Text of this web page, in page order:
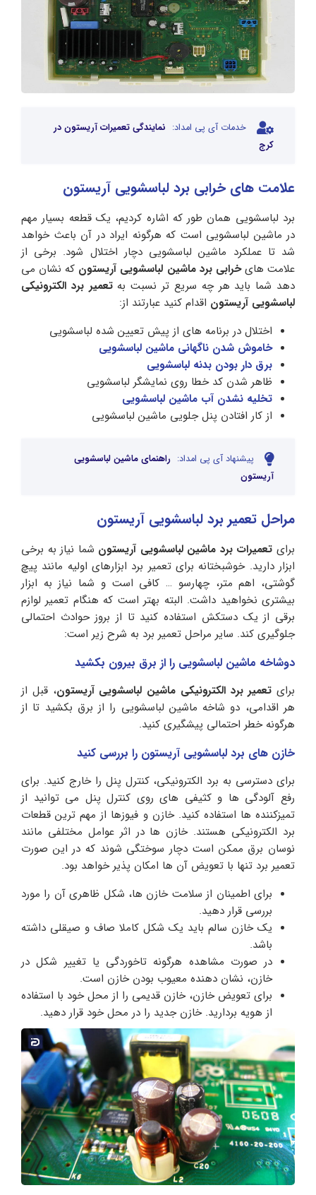
خدمات آی پی امداد: نمایندگی تعمیرات آریستون در
کرج
علامت های خرابی برد لباسشویی آریستون
برد لباسشویی همان طور که اشاره کردیم، یک قطعه بسیار مهم
در ماشین لباسشویی است که هرگونه ایراد در آن باعث خواهد
شد تا عملکرد ماشین لباسشویی دچار اختلال شود. برخی از
علامت هایخرابی برد ماشین لباسشویی آریستون که نشان می
دهد شما باید هر چه سریع تر نسبت بهتعمیر برد الکترونیکی
لباسشویی آریستون اقدام کنید عبارتند از:
اختلال در برنامه های از پیش تعیین شده لباسشویی
خاموش شدن ناگهانی ماشین لباسشویی
برق دار بودن بدنه لباسشویی
ظاهر شدن کد خطا روی نمایشگر لباسشویی
تخلیه نشدن آب ماشین لباسشویی
از کار افتادن پنل جلویی ماشین لباسشویی
پیشنهاد آی پی امداد: راهنمای ماشین لباسشویی
آریستون
مراحل تعمیر برد لباسشویی آریستون
برایتعمیرات برد ماشین لباسشویی آریستون شما نیاز به برخی
ابزار دارید. خوشبختانه برای تعمیر برد ابزارهای اولیه مانند پیچ
گوشتی، اهم متر، چهارسو … کافی است و شما نیاز به ابزار
بیشتری نخواهید داشت. البته بهتر است که هنگام تعمیر لوازم
برقی از یک دستکش استفاده کنید تا از بروز حوادث احتمالی
جلوگیری کند. سایر مراحل تعمیر برد به شرح زیر است:
دوشاخه ماشین لباسشویی را از برق بیرون بکشید
برای تعمیر برد الکترونیکی ماشین لباسشویی آریستون، قبل از
هر اقدامی، دو شاخه ماشین لباسشویی را از برق بکشید تا از
هرگونه خطر احتمالی پیشگیری کنید.
خازن های برد لباسشویی آریستون را بررسی کنید
برای دسترسی به برد الکترونیکی، کنترل پنل را خارج کنید. برای
رفع آلودگی ها و کثیفی های روی کنترل پنل می توانید از
تمیزکننده ها استفاده کنید. خازن و فیوزها از مهم ترین قطعات
برد الکترونیکی هستند. خازن ها در اثر عوامل مختلفی مانند
نوسان برق ممکن است دچار سوختگی شوند که در این صورت
تعمیر برد تنها با تعویض آن ها امکان پذیر خواهد بود.
برای اطمینان از سلامت خازن ها، شکل ظاهری آن را مورد
بررسی قرار دهید.
یک خازن سالم باید یک شکل کاملا صاف و صیقلی داشته
باشد.
در صورت مشاهده هرگونه تاخوردگی یا تغییر شکل در
خازن، نشان دهنده معیوب بودن خازن است.
برای تعویض خازن، خازن قدیمی را از محل خود با استفاده
از هویه بردارید. خازن جدید را در محل خود قرار دهید.